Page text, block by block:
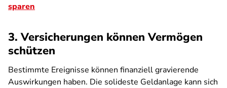
sparen
3. Versicherungen können Vermögen
schützen
Bestimmte Ereignisse können finanziell gravierende
Auswirkungen haben. Die solideste Geldanlage kann sich